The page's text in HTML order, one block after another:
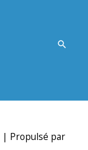
| Propulsé par